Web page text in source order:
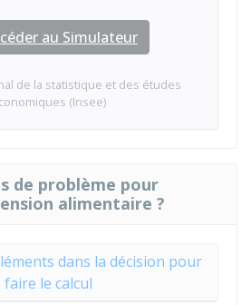
au Simulateur
de la statistique et des études
(Insee)
de problème pour
alimentaire ?
dans la décision pour
faire le calcul